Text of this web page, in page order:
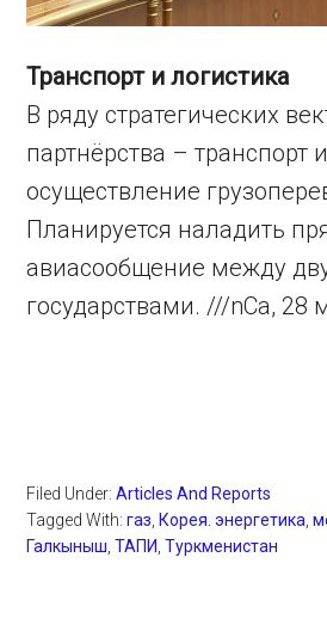
Транспорт и логистика
В ряду стратегических
партнёрства – транспорт
осуществление
Планируется наладить
авиасообщение между
государствами. ///nCa, 28
Filed Under:Articles And Reports
Tagged With:газ Корея. энергетика ,
Галкыныш ,ТАПИ ,Туркменистан